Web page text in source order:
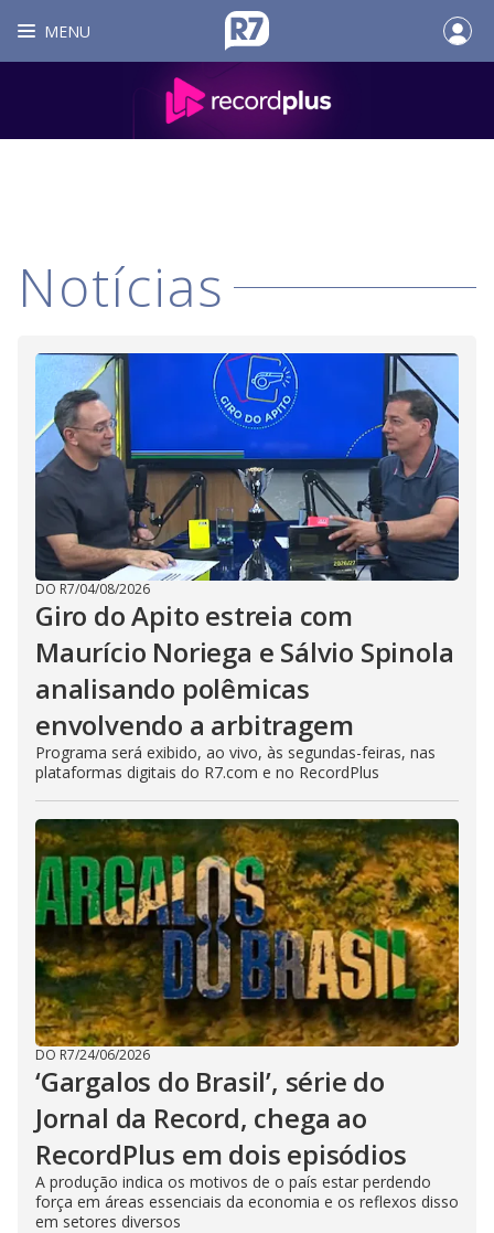
MENU
Notícias
DO R7/04/08/2026
Giro do Apito estreia com
Maurício Noriega e Sálvio Spinola
analisando polêmicas
envolvendo a arbitragem
Programa será exibido, ao vivo, às segundas-feiras, nas
plataformas digitais do R7.com e no RecordPlus
DO R7/24/06/2026
‘Gargalos do Brasil’, série do
Jornal da Record, chega ao
RecordPlus em dois episódios
A produção indica os motivos de o país estar perdendo
força em áreas essenciais da economia e os reflexos disso
em setores diversos